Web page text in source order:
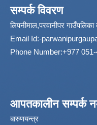
सम्पर्क विवरण
लिपनीमाल,परवानीपर गाउँपलिका
Email Id:-
Phone Number:+977
आपतकालीन सम्पर्क
बारुणयन्त्र